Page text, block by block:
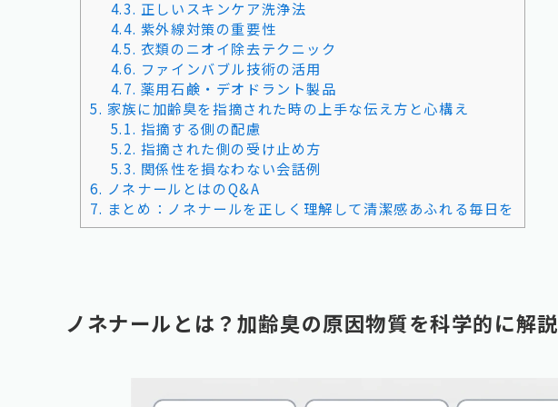
4.3. 正しいスキンケア洗浄法
4.4. 紫外線対策の重要性
4.5. 衣類のニオイ除去テクニック
4.6. ファインバブル技術の活用
4.7. 薬用石鹸・デオドラント製品
5. 家族に加齢臭を指摘された時の上手な伝え方と心構え
5.1. 指摘する側の配慮
5.2. 指摘された側の受け止め方
5.3. 関係性を損なわない会話例
6. ノネナールとはのQ&A
7. まとめ：ノネナールを正しく理解して清潔感あふれる毎日を
ノネナールとは？加齢臭の原因物質を科学的に解説